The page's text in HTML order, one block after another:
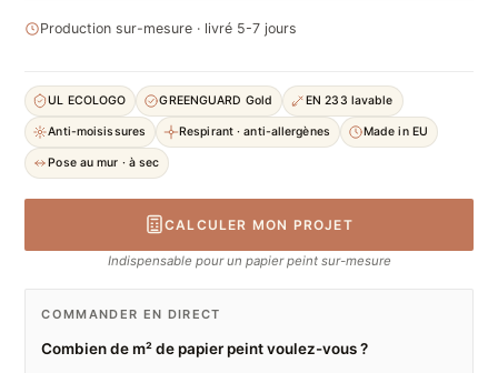
Production sur-mesure · livré 5-7 jours
UL ECOLOGO GREENGUARD Gold EN 233 lavable
Anti-moisissures Respirant · anti-allergènes Made in EU
Pose au mur · à sec
CALCULER MON PROJET
Indispensable pour un papier peint sur-mesure
COMMANDER EN DIRECT
Combien de m² de papier peint voulez-vous ?